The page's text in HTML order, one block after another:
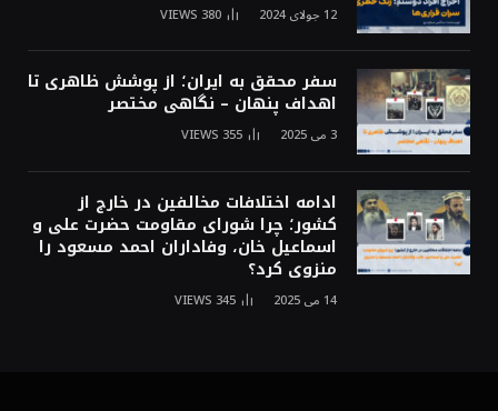
12 جولای 2024 380
VIEWS
سفر محقق به ایران؛ از پوشش ظاهری تا
اهداف پنهان – نگاهی مختصر
3 می 2025 355
VIEWS
ادامه اختلافات مخالفین در خارج از
کشور؛ چرا شورای مقاومت حضرت علی و
اسماعیل خان، وفاداران احمد مسعود را
منزوی کرد؟
14 می 2025 345
VIEWS